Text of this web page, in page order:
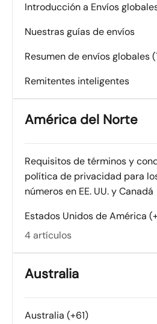
Introducción a Envíos
Nuestras guías de envíos
Resumen de envíos globales
Remitentes inteligentes
América del Norte
Requisitos de términos y
política de privacidad para
números en EE. UU. y Canadá
Estados Unidos de América
4 artículos
Australia
Australia (+61)